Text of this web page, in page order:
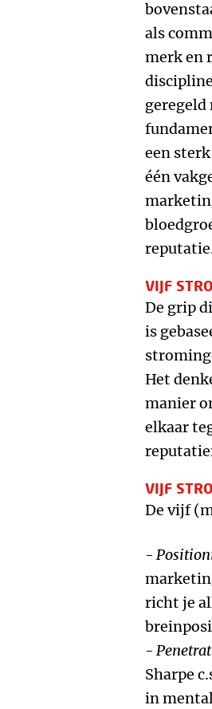
als
merk en
een
één
VIJF
De grip
is
Het
manier
elkaar
VIJF
De vijf
-
richt je
-
Sharpe
in